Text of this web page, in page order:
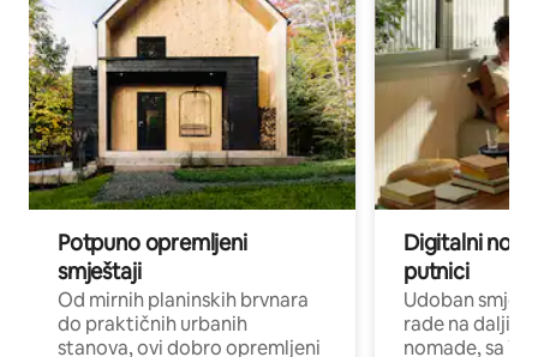
Potpuno opremljeni
smještaji
Od mirnih planinskih brvnara
do praktičnih urbanih
stanova, ovi dobro opremljeni
Digitalni
putnici
Udoban
rade na
nomade, sa